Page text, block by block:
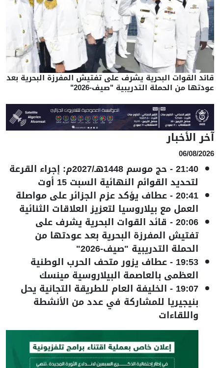
قائد القوات البحرية يشرف على تفتيش المفرزة البحرية بعد
عودتها من الحملة التدريبية "صيف-2026"
آخر الأخبار
06/08/2026
21:40
- حج موسم 1448هـ/2027م: إجراء القرعة
لتحديد القوائم النهائية السبت 15 أوت
20:41
-عطاف يؤكد عزم الجزائر على مواصلة
العمل مع بيلاروسيا لتعزيز العلاقات الثنائية
20:06
- قائد القوات البحرية يشرف على
تفتيش المفرزة البحرية بعد عودتها من
الحملة التدريبية "صيف-2026"
19:53
-عطاف يزور متحف الحرب الوطنية
العظمى بالعاصمة البيلاروسية مينسك
19:07
- الخليفة العام للطريقة التجانية يحل
بنيجيريا للمشاركة في عدد من الأنشطة
واللقاءات